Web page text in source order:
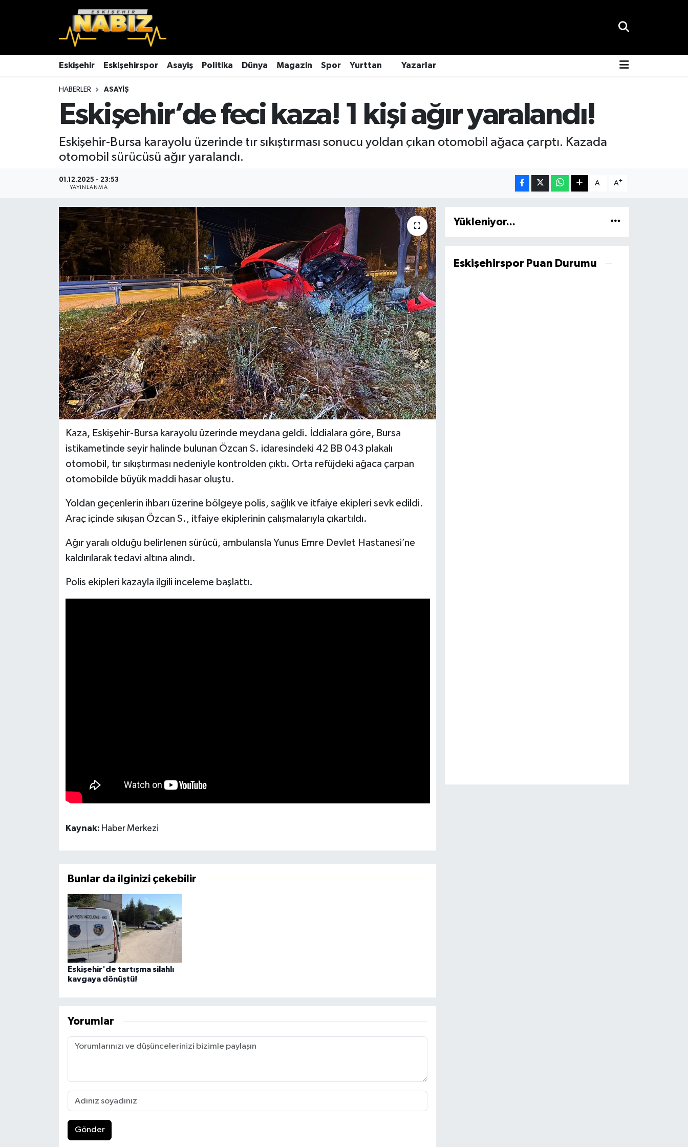
Eskişehir Eskişehirspor Asayiş Politika Dünya Magazin Spor Yurttan Yazarlar
HABERLER ASAYIŞ
Eskişehir’de feci kaza! 1 kişi ağır yaralandı!
Eskişehir-Bursa karayolu üzerinde tır sıkıştırması sonucu yoldan çıkan otomobil ağaca çarptı. Kazada
otomobil sürücüsü ağır yaralandı.
01.12.2025 - 23:53
YAYINLANMA
A- A+
Kaza, Eskişehir-Bursa karayolu üzerinde meydana geldi. İddialara göre, Bursa
istikametinde seyir halinde bulunan Özcan S. idaresindeki 42 BB 043 plakalı
otomobil, tır sıkıştırması nedeniyle kontrolden çıktı. Orta refüjdeki ağaca çarpan
otomobilde büyük maddi hasar oluştu.
Yoldan geçenlerin ihbarı üzerine bölgeye polis, sağlık ve itfaiye ekipleri sevk edildi.
Araç içinde sıkışan Özcan S., itfaiye ekiplerinin çalışmalarıyla çıkartıldı.
Ağır yaralı olduğu belirlenen sürücü, ambulansla Yunus Emre Devlet Hastanesi’ne
kaldırılarak tedavi altına alındı.
Polis ekipleri kazayla ilgili inceleme başlattı.
Kaynak: Haber Merkezi
Bunlar da ilginizi çekebilir
Eskişehir'de tartışma silahlı
kavgaya dönüştü!
Yorumlar
Gönder
Yükleniyor...
Eskişehirspor Puan Durumu
Ekonomi
Gündem
Kültür Sanat
Magazin
Politika
Teknoloji
Eskişehir Hava Durumu
Eskişehir Trafik Yoğunluk Haritası
TFF 3.Lig 4.Grup Puan Durumu ve Fikstür
Tüm Manşetler
Son Dakika Haberleri